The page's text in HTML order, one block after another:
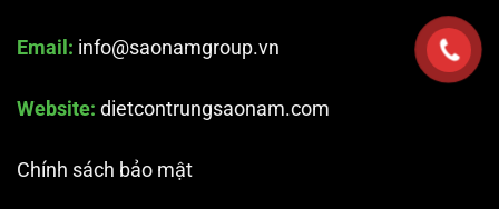
Email: info@saonamgroup.vn
Website: dietcontrungsaonam.com
Chính sách bảo mật